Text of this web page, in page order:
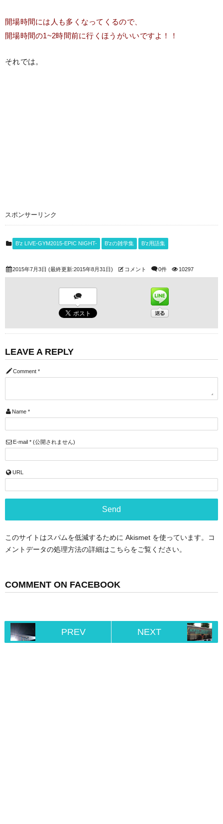
開場時間には人も多くなってくるので、
開場時間の1~2時間前に行くほうがいいですよ！！
それでは。
スポンサーリンク
B'z LIVE-GYM2015-EPIC NIGHT- B'zの雑学集 B’z用語集
2015年7月3日 (最終更新:2015年8月31日) コメント 0件 10297
LEAVE A REPLY
Comment *
Name *
E-mail *(公開されません)
URL
このサイトはスパムを低減するために Akismet を使っています。
コ
メントデータの処理方法の詳細はこちらをご覧ください。
COMMENT ON FACEBOOK
PREV NEXT